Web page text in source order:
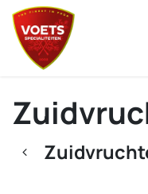
Overslaan naar inhoud